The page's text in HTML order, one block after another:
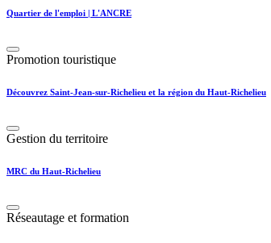
Quartier de l'emploi | L'ANCRE
Promotion touristique
Découvrez Saint-Jean-sur-Richelieu et la région du Haut-Richelieu
Gestion du territoire
MRC du Haut-Richelieu
Réseautage et formation